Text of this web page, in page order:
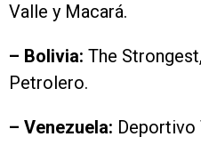
Valle y Macará.
– Bolivia: The
Petrolero.
– Venezuela: Deportivo